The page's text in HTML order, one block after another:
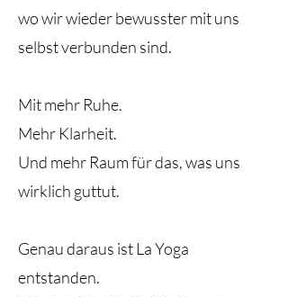
wo wir wieder bewusster mit uns
selbst verbunden sind.
Mit mehr Ruhe.
Mehr Klarheit.
Und mehr Raum für das, was uns
wirklich guttut.
Genau daraus ist La Yoga
entstanden.